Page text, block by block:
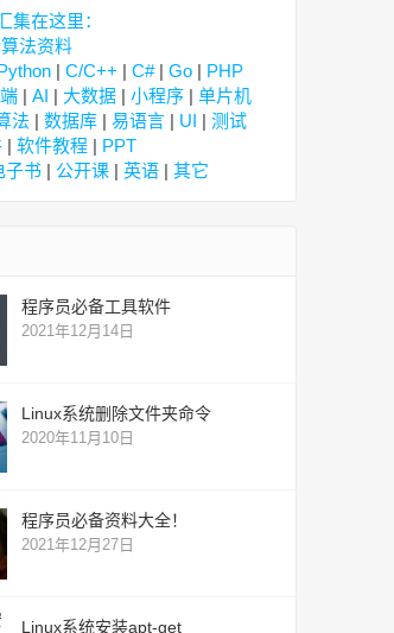
集在这里：
法资料
| C/C++ | C#| Go | PHP
| AI | 大数据 | 小程序 | 单片机
法 | 数据库 | 易语言 | UI | 测试
| 软件教程 | PPT
子书 | 公开课 | 英语 | 其它
程序员必备工具软件
2021年12月14日
Linux系统删除文件夹命令
2020年11月10日
程序员必备资料大全！
2021年12月27日
Linux系统安装apt-get